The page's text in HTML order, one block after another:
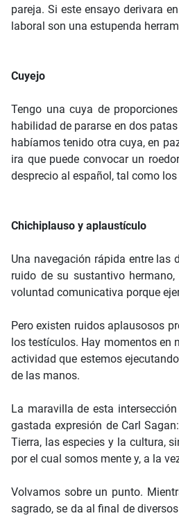
pareja. Si este ensayo derivara
laboral son una estupenda
Cuyejo
Tengo una cuya de
habilidad de pararse en dos
habíamos tenido otra cuya, en
ira que puede convocar un
desprecio al español, tal como
Chichiplauso y aplaustículo
Una navegación rápida entre las
ruido de su sustantivo hermano,
voluntad comunicativa porque
Pero existen ruidos aplausosos
los testículos. Hay momentos en
actividad que estemos
de las manos.
La maravilla de esta
gastada expresión de Carl
Tierra, las especies y la cultura,
por el cual somos mente y, a la
Volvamos sobre un punto.
sagrado, se da al final de